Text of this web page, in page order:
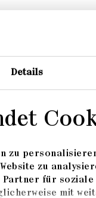
Details
zu
zu
für soziale
mit